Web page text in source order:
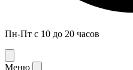
Пн-Пт с 10 до 20 часов
Меню